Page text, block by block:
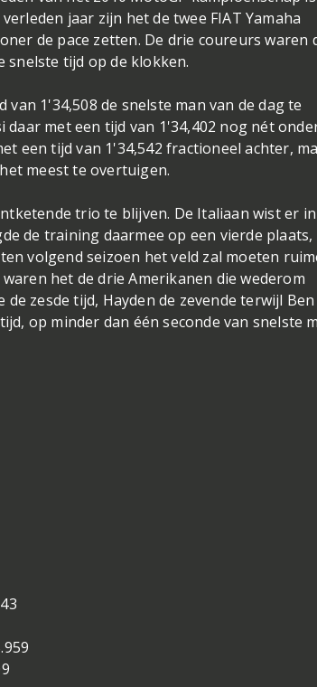
jaar zijn het de twee FIAT Yamaha
de pace zetten. De drie coureurs waren
snelste tijd op de klokken.
1'34,508 de snelste man van de dag te
met een tijd van 1'34,402 nog nét
een tijd van 1'34,542 fractioneel achter,
meest te overtuigen.
trio te blijven. De Italiaan wist er in
de training daarmee op een vierde
volgend seizoen het veld zal moeten
het de drie Amerikanen die wederom
zesde tijd, Hayden de zevende terwijl Ben
op minder dan één seconde van snelste